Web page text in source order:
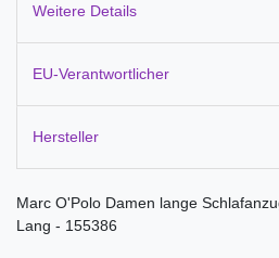
Weitere Details
EU-Verantwortlicher
Hersteller
Marc O'Polo Damen lange
Lang - 155386